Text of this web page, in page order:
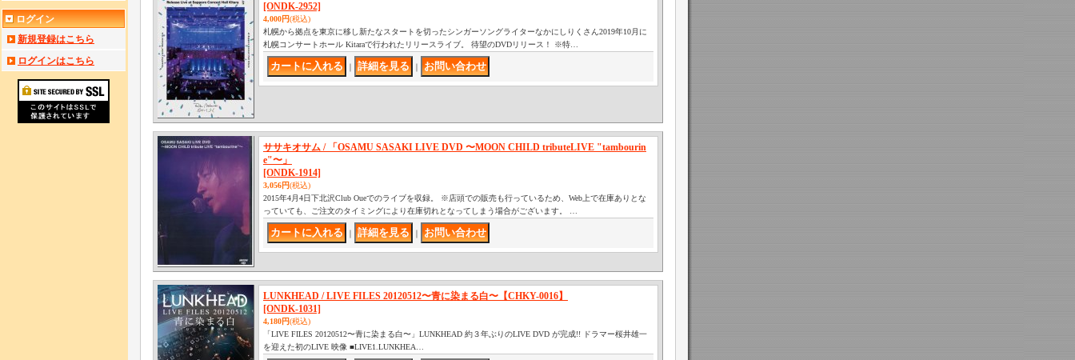
ログイン
新規登録はこちら
ログインはこちら
[ONDK-2952]
4,000円(税込)
札幌から拠点を東京に移し新たなスタートを切ったシンガーソングライターなかにしりくさん2019年10月に
札幌コンサートホール Kitaraで行われたリリースライブ。 待望のDVDリリース！ ※特…
｜ ｜
ササキオサム / 「OSAMU SASAKI LIVE DVD 〜MOON CHILD tributeLIVE "tambourin
e"〜」
[ONDK-1914]
3,056円(税込)
2015年4月4日下北沢Club Oueでのライブを収録。 ※店頭での販売も行っているため、Web上で在庫ありとな
っていても、ご注文のタイミングにより在庫切れとなってしまう場合がございます。 …
｜ ｜
LUNKHEAD / LIVE FILES 20120512〜青に染まる白〜【CHKY-0016】
[ONDK-1031]
4,180円(税込)
「LIVE FILES 20120512〜青に染まる白〜」LUNKHEAD 約３年ぶりのLIVE DVD が完成!! ドラマー桜井雄一
を迎えた初のLIVE 映像 ■LIVE1.LUNKHEA…